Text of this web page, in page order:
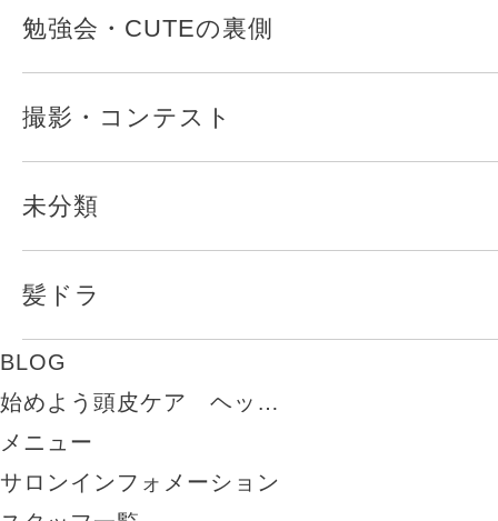
勉強会・CUTEの裏側
撮影・コンテスト
未分類
髪ドラ
BLOG
始めよう頭皮ケア ヘッ…
メニュー
サロンインフォメーション